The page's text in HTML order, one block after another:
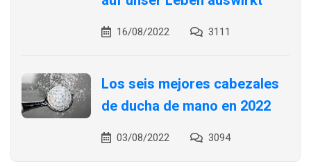
16/08/2022 3111
Los seis mejores cabezales
de ducha de mano en 2022
03/08/2022 3094